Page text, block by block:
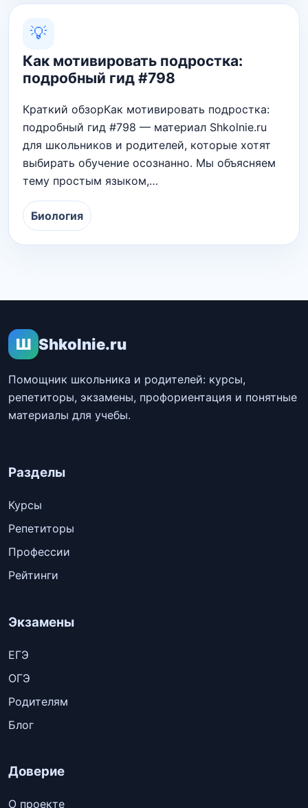
💡
Как мотивировать подростка:
подробный гид #798
Краткий обзорКак мотивировать подростка:
подробный гид #798 — материал Shkolnie.ru
для школьников и родителей, которые хотят
выбирать обучение осознанно. Мы объясняем
тему простым языком,…
Биология
Ш Shkolnie.ru
Помощник школьника и родителей: курсы,
репетиторы, экзамены, профориентация и понятные
материалы для учебы.
Разделы
Курсы
Репетиторы
Профессии
Рейтинги
Экзамены
ЕГЭ
ОГЭ
Родителям
Блог
Доверие
О проекте